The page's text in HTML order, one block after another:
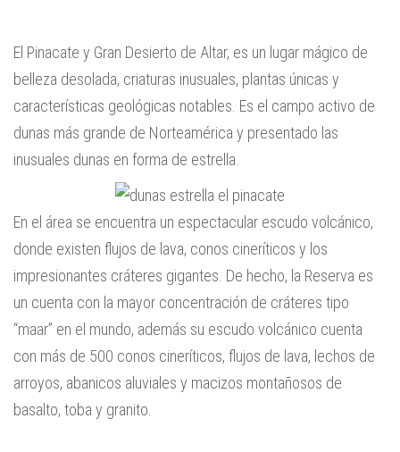
El Pinacate y Gran Desierto de Altar, es un lugar mágico de
belleza desolada, criaturas inusuales, plantas únicas y
características geológicas notables. Es el campo activo de
dunas más grande de Norteamérica y presentado las
inusuales dunas en forma de estrella.
En el área se encuentra un espectacular escudo volcánico,
donde existen flujos de lava, conos cineríticos y los
impresionantes cráteres gigantes. De hecho, la Reserva es
un cuenta con la mayor concentración de cráteres tipo
“maar” en el mundo, además su escudo volcánico cuenta
con más de 500 conos cineríticos, flujos de lava, lechos de
arroyos, abanicos aluviales y macizos montañosos de
basalto, toba y granito.